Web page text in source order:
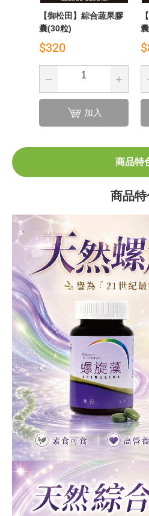
【御松田】綜合蔬果膠
囊(30粒)
$320
加入
商品特
商品特